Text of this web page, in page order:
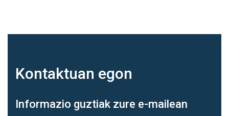
Kontaktuan egon
Informazio guztiak zure e-mailean